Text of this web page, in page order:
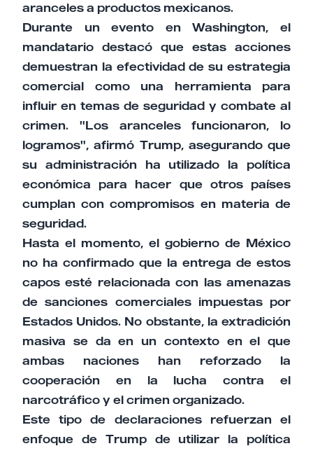
aranceles a productos mexicanos.
Durante un evento en Washington, el
mandatario destacó que estas acciones
demuestran la efectividad de su estrategia
comercial como una herramienta para
influir en temas de seguridad y combate al
crimen. "Los aranceles funcionaron, lo
logramos", afirmó Trump, asegurando que
su administración ha utilizado la política
económica para hacer que otros países
cumplan con compromisos en materia de
seguridad.
Hasta el momento, el gobierno de México
no ha confirmado que la entrega de estos
capos esté relacionada con las amenazas
de sanciones comerciales impuestas por
Estados Unidos. No obstante, la extradición
masiva se da en un contexto en el que
ambas naciones han reforzado la
cooperación en la lucha contra el
narcotráfico y el crimen organizado.
Este tipo de declaraciones refuerzan el
enfoque de Trump de utilizar la política